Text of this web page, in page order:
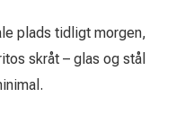
plads tidligt morgen,
skråt – glas og stål